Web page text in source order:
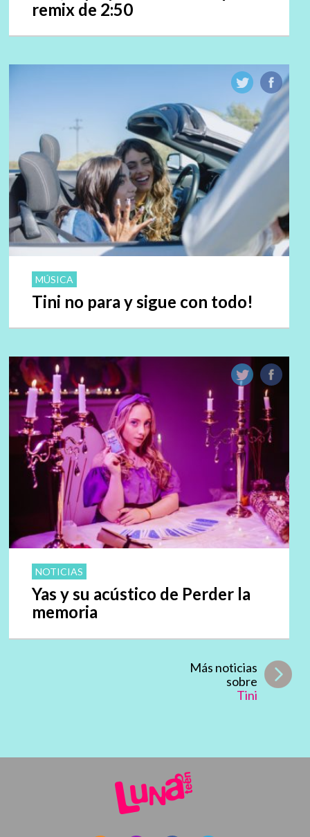
remix de 2:50
MÚSICA
Tini no para y sigue con todo!
NOTICIAS
Yas y su acústico de Perder la
memoria
Más noticias
sobre
Tini